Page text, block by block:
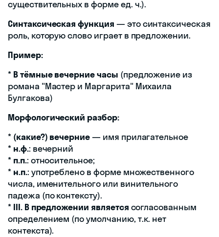
существительных в форме ед. ч.).
Синтаксическая функция — это синтаксическая
роль, которую слово играет в предложении.
Пример:
* В тёмные вечерние часы (предложение из
романа "Мастер и Маргарита" Михаила
Булгакова)
Морфологический разбор:
* (какие?) вечерние— имя прилагательное
* н.ф.: вечерний
* п.п.: относительное;
* н.п.: употреблено в форме множественного
числа, именительного или винительного
падежа (по контексту).
* III. В предложении является согласованным
определением (по умолчанию, т.к. нет
контекста).